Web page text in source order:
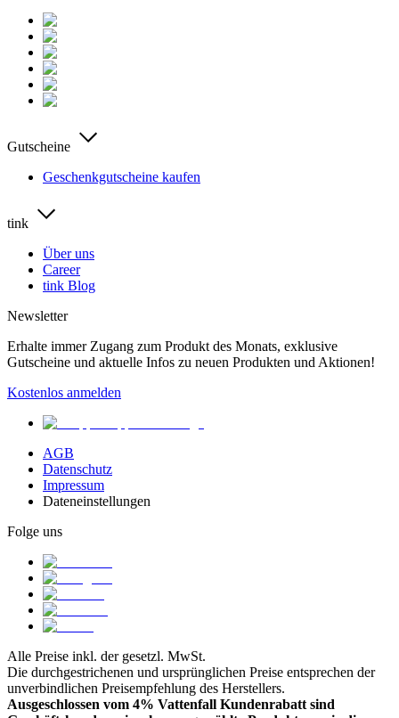
Gutscheine
Geschenkgutscheine kaufen
tink
Über uns
Career
tink Blog
Newsletter
Erhalte immer Zugang zum Produkt des Monats, exklusive
Gutscheine und aktuelle Infos zu neuen Produkten und Aktionen!
Kostenlos anmelden
AGB
Datenschutz
Impressum
Dateneinstellungen
Folge uns
Alle Preise inkl. der gesetzl. MwSt.
Die durchgestrichenen und ursprünglichen Preise entsprechen der
unverbindlichen Preisempfehlung des Herstellers.
Ausgeschlossen vom 4% Vattenfall Kundenrabatt sind